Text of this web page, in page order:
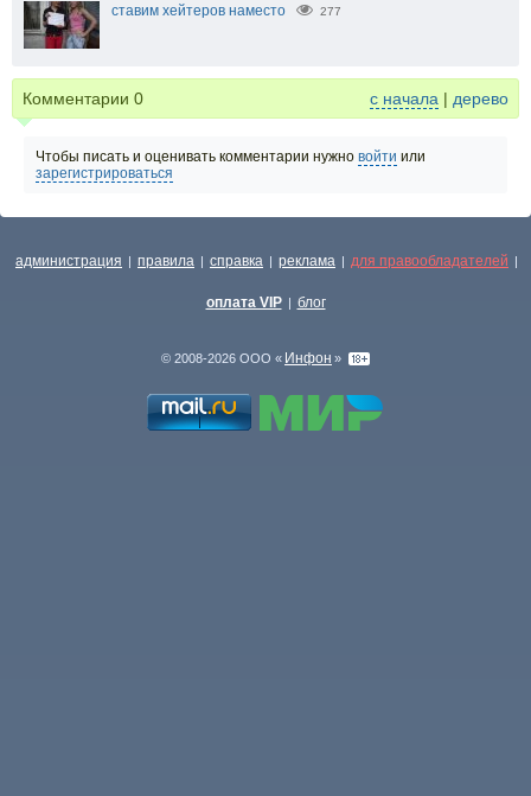
ставим хейтеров наместо 277
Комментарии 0 с начала | дерево
Чтобы писать и оценивать комментарии нужно войти или
зарегистрироваться
администрация | правила | справка | реклама | для правообладателей |
оплата VIP | блог
© 2008-2026 ООО « Инфон »